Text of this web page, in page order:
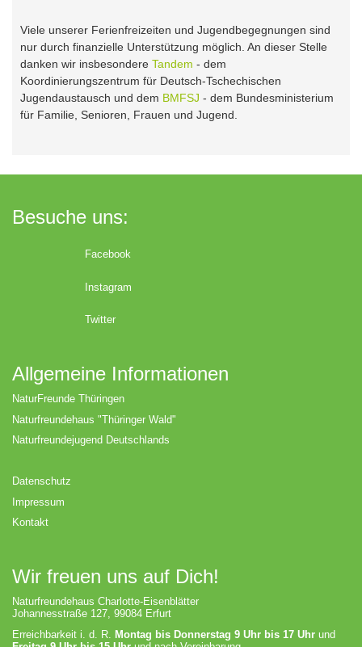
Viele unserer Ferienfreizeiten und Jugendbegegnungen sind
nur durch finanzielle Unterstützung möglich. An dieser Stelle
danken wir insbesondere Tandem - dem
Koordinierungszentrum für Deutsch-Tschechischen
Jugendaustausch und dem BMFSJ - dem Bundesministerium
für Familie, Senioren, Frauen und Jugend.
Besuche uns:
Facebook
Instagram
Twitter
Allgemeine Informationen
NaturFreunde Thüringen
Naturfreundehaus "Thüringer Wald"
Naturfreundejugend Deutschlands
Datenschutz
Impressum
Kontakt
Wir freuen uns auf Dich!
Naturfreundehaus Charlotte-Eisenblätter
Johannesstraße 127, 99084 Erfurt
Erreichbarkeit i. d. R. Montag bis Donnerstag 9 Uhr bis 17 Uhr und